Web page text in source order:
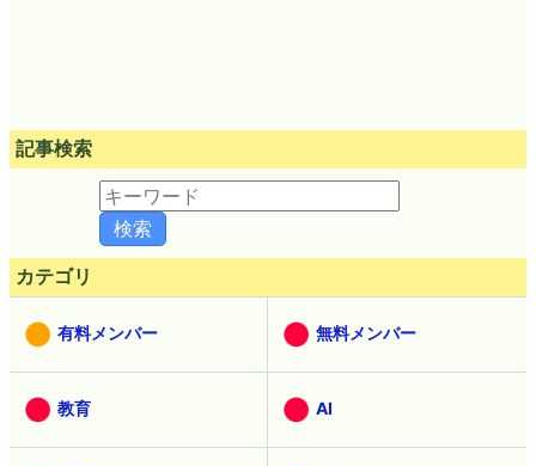
記事検索
カテゴリ
有料メンバー 無料メンバー
教育 AI